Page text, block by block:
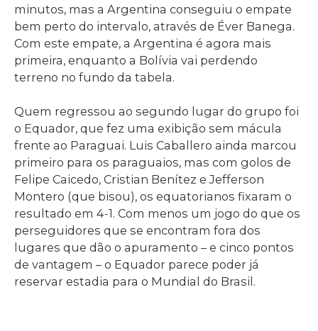
minutos, mas a Argentina conseguiu o empate
bem perto do intervalo, através de Éver Banega.
Com este empate, a Argentina é agora mais
primeira, enquanto a Bolívia vai perdendo
terreno no fundo da tabela.
Quem regressou ao segundo lugar do grupo foi
o Equador, que fez uma exibição sem mácula
frente ao Paraguai. Luis Caballero ainda marcou
primeiro para os paraguaios, mas com golos de
Felipe Caicedo, Cristian Benítez e Jefferson
Montero (que bisou), os equatorianos fixaram o
resultado em 4-1. Com menos um jogo do que os
perseguidores que se encontram fora dos
lugares que dão o apuramento – e cinco pontos
de vantagem – o Equador parece poder já
reservar estadia para o Mundial do Brasil.